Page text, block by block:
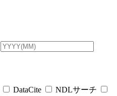
DataCite
NDLサーチ